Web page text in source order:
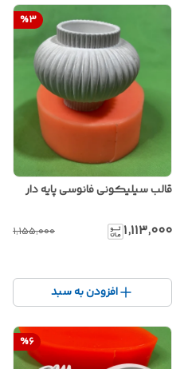
%3
قالب سیلیکونی فانوسی پایه دار
۱٬۱۱۳٬۰۰۰ ۱٬۱۵۵٬۰۰۰
افزودن به سبد
%6